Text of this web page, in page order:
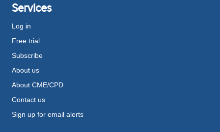
Services
Log in
Free trial
Subscribe
About us
About CME/CPD
Contact us
Sign up for email alerts